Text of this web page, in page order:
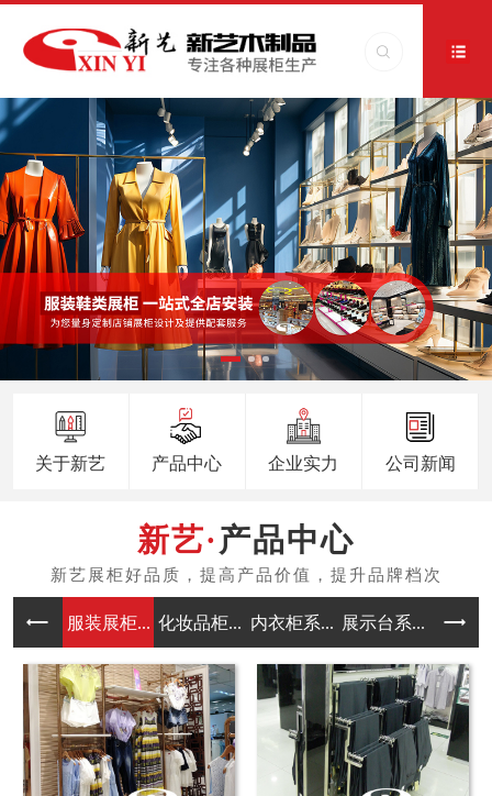
关于新艺 产品中心 企业实力 公司新闻
产品中心
服装展柜... 化妆品柜... 内衣柜系... 展示台系... 中岛